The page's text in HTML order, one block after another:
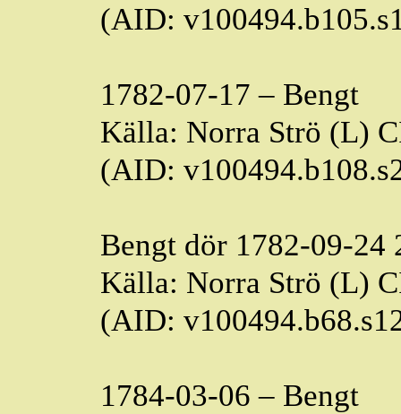
(AID:
1782-07-17 – Bengt
Källa: Norra Strö (L)
(AID:
Bengt dör 1782-09-24
Källa: Norra Strö (L)
(AID:
1784-03-06 – Bengt